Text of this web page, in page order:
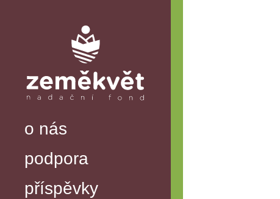
o nás
podpora
příspěvky